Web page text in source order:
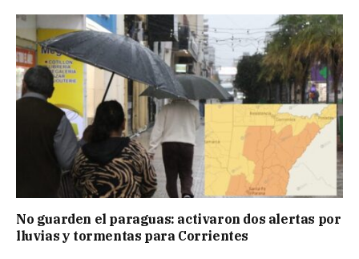
No guarden el paraguas: activaron dos alertas por
lluvias y tormentas para Corrientes